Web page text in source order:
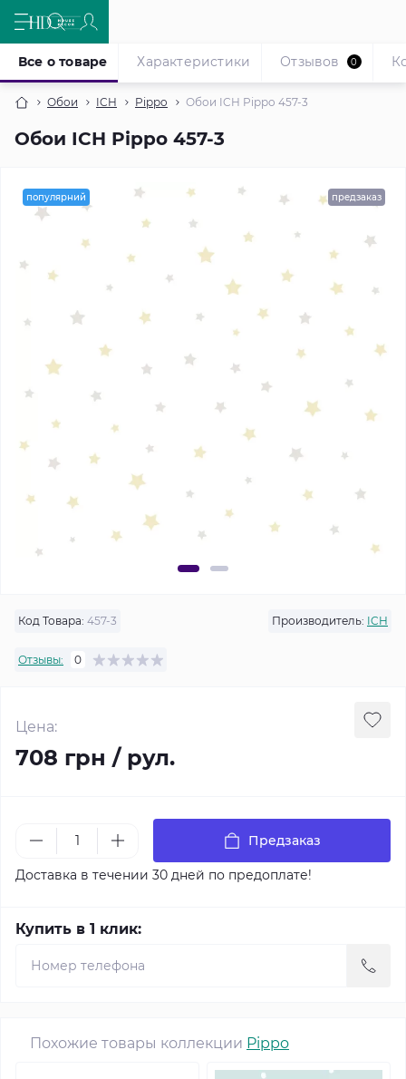
Обои ICH Pippo Обои ICH Pippo 457-3
Обои ICH Pippo 457-3
Все о товаре Характеристики Отзывов 0
популярний предзаказ
Код Товара: 457-3 Производитель: ICH
Отзывы: 0
Цена:
708 грн / рул.
Предзаказ
Доставка в течении 30 дней по предоплате!
Купить в 1 клик:
Похожие товары коллекции Pippo